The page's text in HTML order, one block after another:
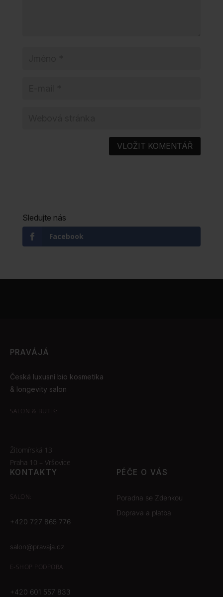
Sledujte nás
Facebook
PRAVÁJÁ
Česká luxusní bio kosmetika
& longevity salon
SALON & BUTIK:
Žitomírská 13
Praha 10 – Vršovice
KONTAKTY
SALON:
+420 727 865 776
salon@pravaja.cz
E-SHOP PODPORA:
+420 601 557 833
PÉČE O VÁS
Poradna se Zdenkou
Doprava a platba